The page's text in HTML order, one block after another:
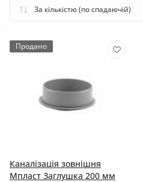
Продано
Каналізація зовнішня
Мпласт Заглушка 200 мм